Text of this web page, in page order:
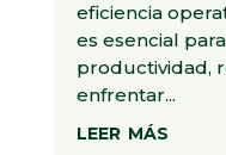
eficiencia
es esencial
productividad,
enfrentar...
leer más